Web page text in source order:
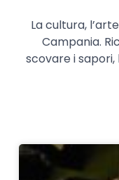
La cultura,
Campania.
scovare i